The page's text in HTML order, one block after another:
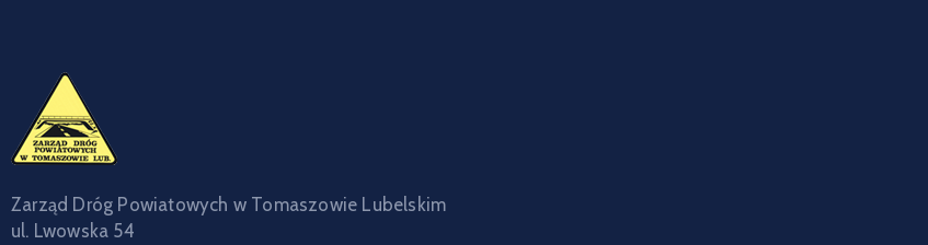
Zarząd Dróg Powiatowych w Tomaszowie Lubelskim
ul. Lwowska 54